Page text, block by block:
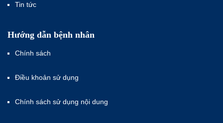
Tin tức
Hướng dẫn bệnh nhân
Chính sách
Điều khoản sử dụng
Chính sách sử dụng nội dung